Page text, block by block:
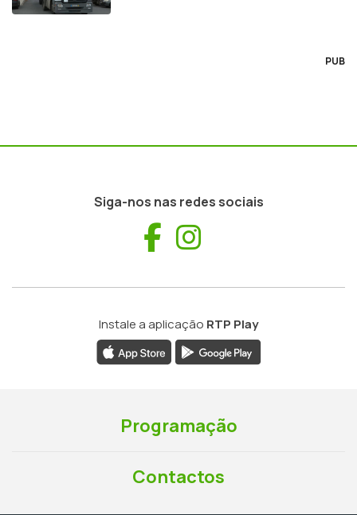
PUB
Siga-nos nas redes sociais
Facebook
Instale a aplicação RTP Play
Programação
Contactos